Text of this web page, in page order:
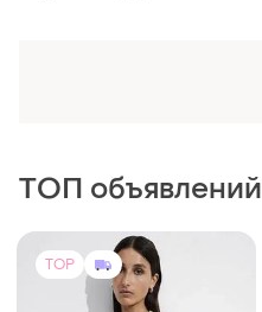
ТОП объявлений
TOP